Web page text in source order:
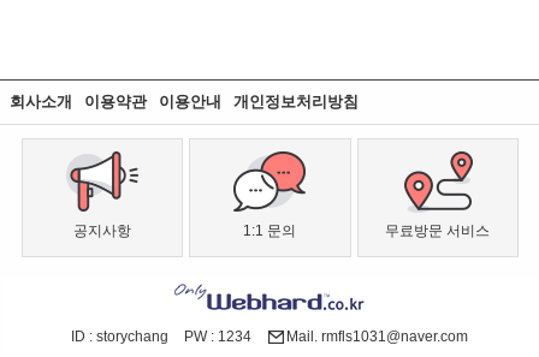
회사소개 이용약관 이용안내 개인정보처리방침
공지사항 1:1 문의 무료방문 서비스
ID : storychang PW : 1234 Mail. rmfls1031@naver.com